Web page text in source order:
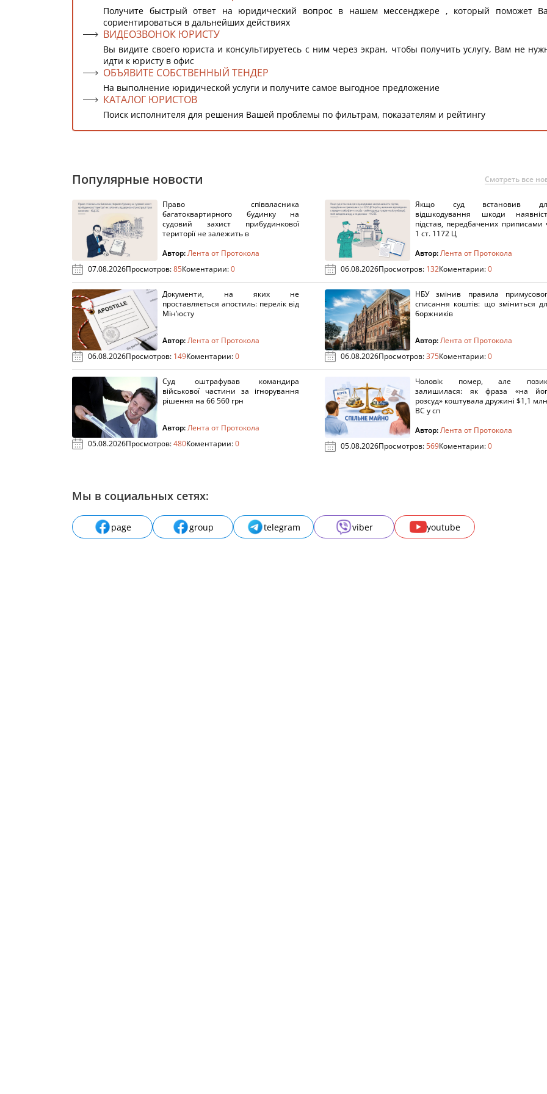
Получите быстрый ответ на юридический вопрос в нашем мессенджере , который поможет
сориентироваться в дальнейших действиях
ВИДЕОЗВОНОК ЮРИСТУ
Вы видите своего юриста и консультируетесь с ним через экран, чтобы получить услугу, Вам не
идти к юристу в офис
ОБЪЯВИТЕ СОБСТВЕННЫЙ ТЕНДЕР
На выполнение юридической услуги и получите самое выгодное предложение
КАТАЛОГ ЮРИСТОВ
Поиск исполнителя для решения Вашей проблемы по фильтрам, показателям и рейтингу
Популярные новости Смотреть все
Право співвласника
багатоквартирного будинку на
судовий захист прибудинкової
території не залежить в
Автор:Лента от Протокола
07.08.2026Просмотров:85Коментарии:0
Якщо суд встановив
відшкодування шкоди
підстав, передбачених приписами
1 ст. 1172 Ц
Автор:Лента от Протокола
06.08.2026Просмотров: 132Коментарии:0
Документи, на яких не
проставляється апостиль: перелік від
Мін’юсту
Автор:Лента от Протокола
06.08.2026Просмотров: 149Коментарии:0
НБУ змінив правила
списання коштів: що зміниться
боржників
Автор:Лента от Протокола
06.08.2026Просмотров:375Коментарии:0
Суд оштрафував командира
військової частини за ігнорування
рішення на 66 560 грн
Автор:Лента от Протокола
05.08.2026Просмотров:480Коментарии:0
Чоловік помер, але
залишилася: як фраза «на
розсуд» коштувала дружині $1,1
ВС у сп
Автор:Лента от Протокола
05.08.2026Просмотров:569Коментарии:0
Мы в социальных сетях:
page group telegram viber youtube